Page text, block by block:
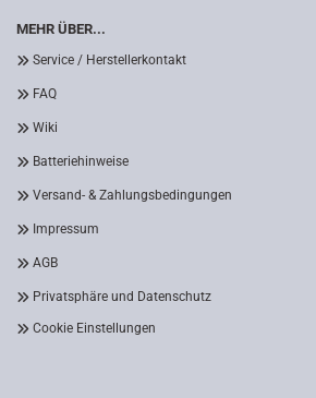
MEHR ÜBER...
Service / Herstellerkontakt
FAQ
Wiki
Batteriehinweise
Versand- & Zahlungsbedingungen
Impressum
AGB
Privatsphäre und Datenschutz
Cookie Einstellungen